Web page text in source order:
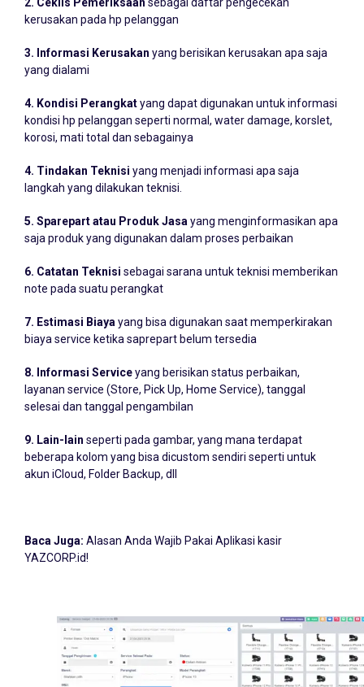
kerusakan pada hp pelanggan
yang dialami
kondisi hp pelanggan seperti normal, water damage, korslet,
korosi, mati total dan sebagainya
langkah yang dilakukan teknisi.
saja produk yang digunakan dalam proses perbaikan
note pada suatu perangkat
biaya service ketika saprepart belum tersedia
layanan service (Store, Pick Up, Home Service), tanggal
selesai dan tanggal pengambilan
beberapa kolom yang bisa dicustom sendiri seperti untuk
akun iCloud, Folder Backup, dll
YAZCORP.id!